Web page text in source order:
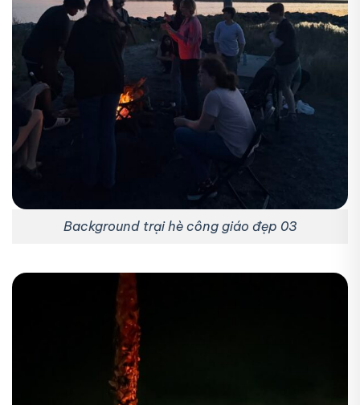
Background trại hè công giáo đẹp 03